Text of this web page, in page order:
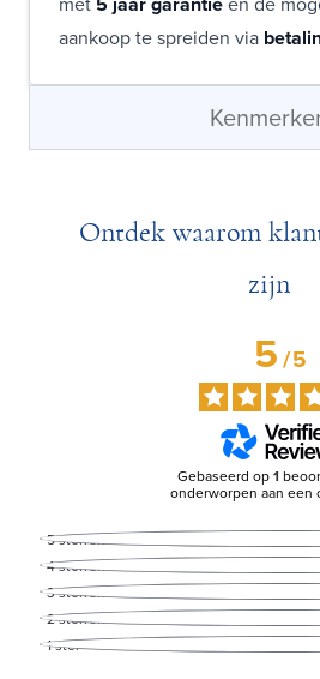
aankoop te spreiden via
Ontdek waarom
zijn
5/5
Gebaseerd op1
onderworpen aan een
5sterren
4sterren
3sterren
2sterren
1ster